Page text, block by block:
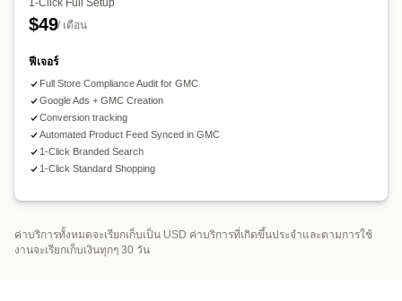
การวิเคราะห์ประสิทธิภาพ
1-Click Full Setup
$49/ เดือน
ฟีเจอร์
Full Store Compliance Audit for GMC
Google Ads + GMC Creation
Conversion tracking
Automated Product Feed Synced in GMC
1-Click Branded Search
1-Click Standard Shopping
ค่าบริการทั้งหมดจะเรียกเก็บเป็น USD ค่าบริการที่เกิดขึ้นประจำและตามการใช้
งานจะเรียกเก็บเงินทุกๆ 30 วัน